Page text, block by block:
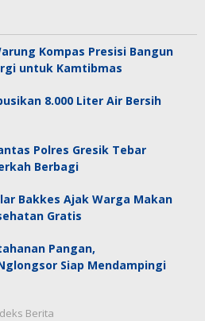
Kompas Presisi Bangun
untuk Kamtibmas
8.000 Liter Air Bersih
Polres Gresik Tebar
Berbagi
Bakkes Ajak Warga Makan
Gratis
Pangan,
Siap Mendampingi
Berita